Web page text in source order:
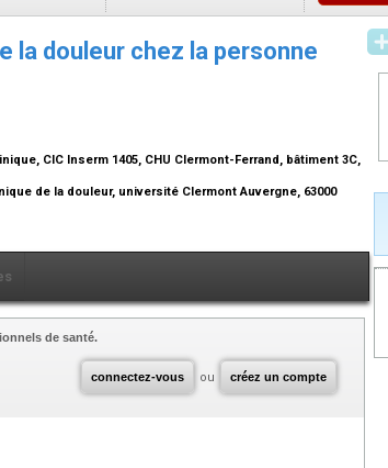
la douleur chez la personne
CIC Inserm 1405, CHU Clermont-Ferrand, bâtiment 3C,
de la douleur, université Clermont Auvergne, 63000
connectez-vous ou créez un compte
de santé.